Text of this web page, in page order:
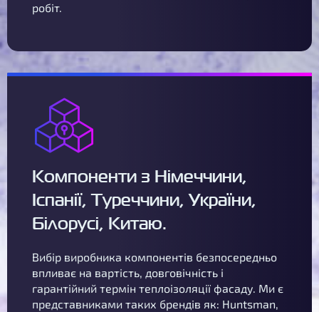
робіт.
Компоненти з Німеччини,
Іспанії, Туреччини, України,
Білорусі, Китаю.
Вибір виробника компонентів безпосередньо
впливає на вартість, довговічність і
гарантійний термін теплоізоляції фасаду. Ми є
представниками таких брендів як: Huntsman,